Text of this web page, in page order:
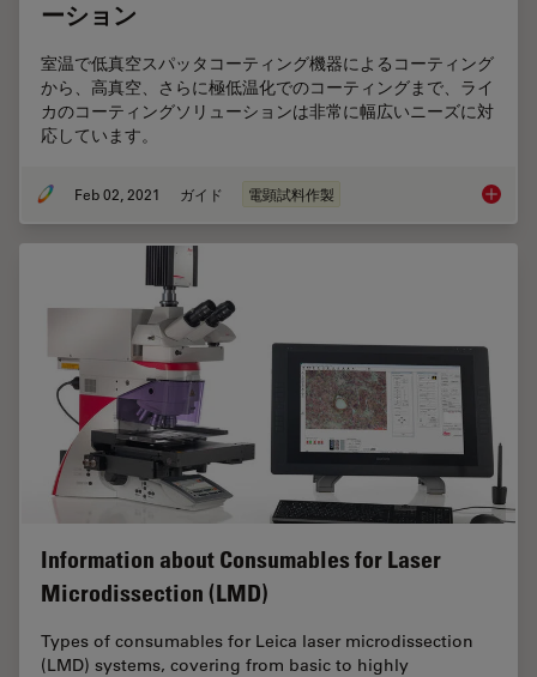
ーション
室温で低真空スパッタコーティング機器によるコーティング
から、高真空、さらに極低温化でのコーティングまで、ライ
カのコーティングソリューションは非常に幅広いニーズに対
応しています。
Feb 02, 2021 ガイド 電顕試料作製 スパッ
Information about Consumables for Laser
Microdissection (LMD)
Types of consumables for Leica laser microdissection
(LMD) systems, covering from basic to highly